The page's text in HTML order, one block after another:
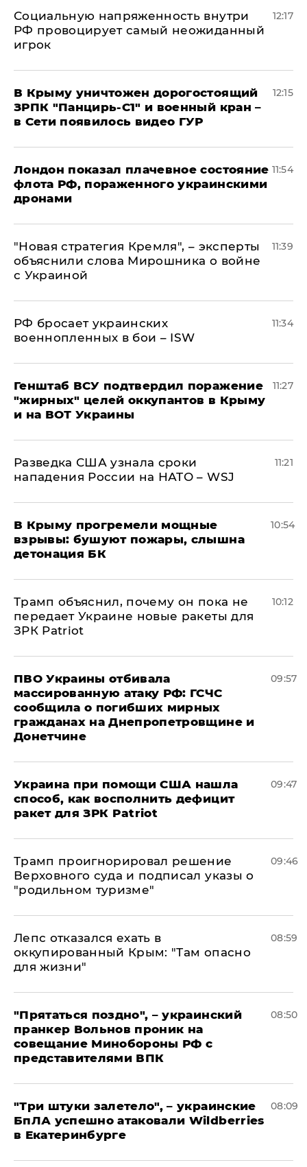
Социальную напряженность внутри
РФ провоцирует самый неожиданный
игрок
12:17
В Крыму уничтожен дорогостоящий
ЗРПК "Панцирь-С1" и военный кран –
в Сети появилось видео ГУР
12:15
Лондон показал плачевное состояние
флота РФ, пораженного украинскими
дронами
11:54
"Новая стратегия Кремля", – эксперты
объяснили слова Мирошника о войне
с Украиной
11:39
РФ бросает украинских
военнопленных в бои – ISW
11:34
Генштаб ВСУ подтвердил поражение
"жирных" целей оккупантов в Крыму
и на ВОТ Украины
11:27
Разведка США узнала сроки
нападения России на НАТО – WSJ
11:21
В Крыму прогремели мощные
взрывы: бушуют пожары, слышна
детонация БК
10:54
Трамп объяснил, почему он пока не
передает Украине новые ракеты для
ЗРК Patriot
10:12
ПВО Украины отбивала
массированную атаку РФ: ГСЧС
сообщила о погибших мирных
гражданах на Днепропетровщине и
Донетчине
09:57
Украина при помощи США нашла
способ, как восполнить дефицит
ракет для ЗРК Patriot
09:47
Трамп проигнорировал решение
Верховного суда и подписал указы о
"родильном туризме"
09:46
Лепс отказался ехать в
оккупированный Крым: "Там опасно
для жизни"
08:59
"Прятаться поздно", – украинский
пранкер Вольнов проник на
совещание Минобороны РФ с
представителями ВПК
08:50
"Три штуки залетело", – украинские
БпЛА успешно атаковали Wildberries
в Екатеринбурге
08:09